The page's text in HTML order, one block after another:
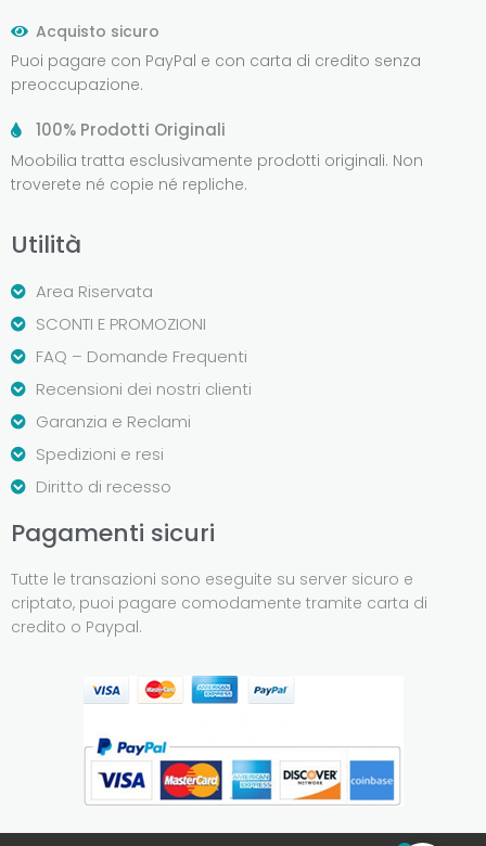
Acquisto sicuro
Puoi pagare con PayPal e con carta di credito senza
preoccupazione.
100% Prodotti Originali
Moobilia tratta esclusivamente prodotti originali. Non
troverete né copie né repliche.
Utilità
Area Riservata
SCONTI E PROMOZIONI
FAQ – Domande Frequenti
Recensioni dei nostri clienti
Garanzia e Reclami
Spedizioni e resi
Diritto di recesso
Pagamenti sicuri
Tutte le transazioni sono eseguite su server sicuro e
criptato, puoi pagare comodamente tramite carta di
credito o Paypal.